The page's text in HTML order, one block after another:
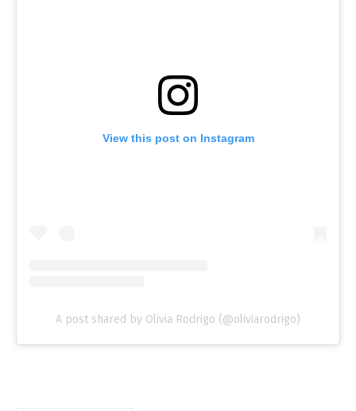
View this post on Instagram
A post shared by Olivia Rodrigo (@oliviarodrigo)